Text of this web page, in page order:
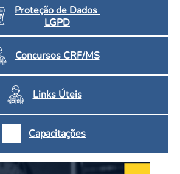
Proteção de Dados
LGPD
Concursos CRF/MS
Links Úteis
Capacitações